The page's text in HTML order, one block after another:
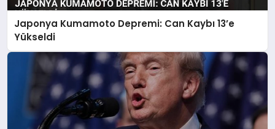
Japonya Kumamoto Depremi: Can Kaybı 13’e
Yükseldi